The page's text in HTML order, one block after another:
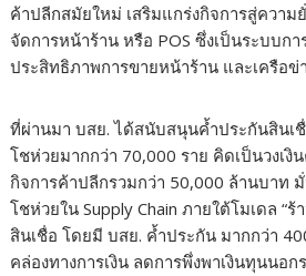
ค้าปลีกสมัยใหม่ เสริมแกร่งกิจการสู่ความ
จัดการหน้าร้าน หรือ POS ซึ่งเป็นระบบกา
ประสิทธิภาพการขายหน้าร้าน และเครือข่
ที่ผ่านมา บสย. ได้สนับสนุนค้ำประกันสินเ
โชห่วยมากกว่า 70,000 ราย คิดเป็นวงเงิ
กิจการค้าปลีกรวมกว่า 50,000 ล้านบาท
โชห่วยใน Supply Chain ภายใต้โมเดล “ร้
สินเชื่อ โดยมี บสย. ค้ำประกัน มากกว่า
คล่องทางการเงิน ลดการพึ่งพาเงินทุนนอ